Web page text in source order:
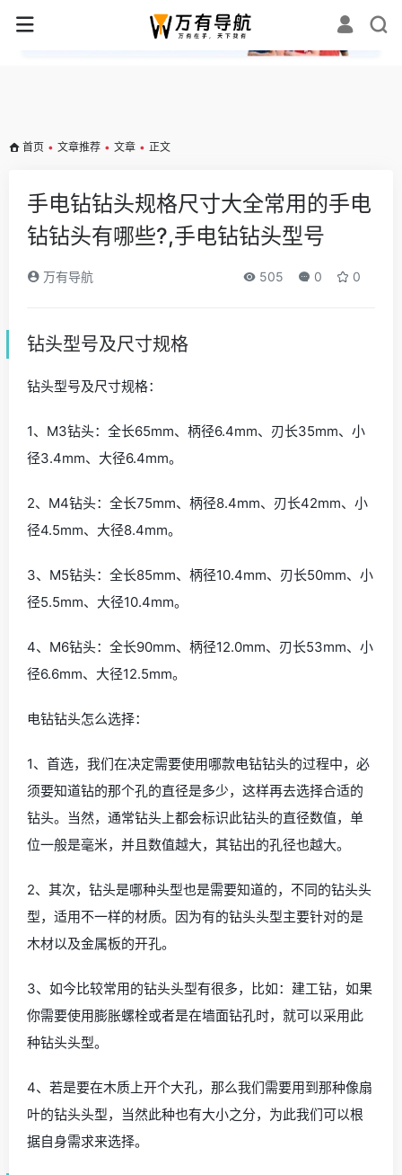
✕
首页 • 文章推荐 • 文章 • 正文
手电钻钻头规格尺寸大全常用的手电
钻钻头有哪些?,手电钻钻头型号
万有导航 505 0 0
钻头型号及尺寸规格
钻头型号及尺寸规格：
1、M3钻头：全长65mm、柄径6.4mm、刃长35mm、小
径3.4mm、大径6.4mm。
2、M4钻头：全长75mm、柄径8.4mm、刃长42mm、小
径4.5mm、大径8.4mm。
3、M5钻头：全长85mm、柄径10.4mm、刃长50mm、小
径5.5mm、大径10.4mm。
4、M6钻头：全长90mm、柄径12.0mm、刃长53mm、小
径6.6mm、大径12.5mm。
电钻钻头怎么选择：
1、首选，我们在决定需要使用哪款电钻钻头的过程中，必
须要知道钻的那个孔的直径是多少，这样再去选择合适的
钻头。当然，通常钻头上都会标识此钻头的直径数值，单
位一般是毫米，并且数值越大，其钻出的孔径也越大。
2、其次，钻头是哪种头型也是需要知道的，不同的钻头头
型，适用不一样的材质。因为有的钻头头型主要针对的是
木材以及金属板的开孔。
3、如今比较常用的钻头头型有很多，比如：建工钻，如果
你需要使用膨胀螺栓或者是在墙面钻孔时，就可以采用此
种钻头头型。
4、若是要在木质上开个大孔，那么我们需要用到那种像扇
叶的钻头头型，当然此种也有大小之分，为此我们可以根
据自身需求来选择。